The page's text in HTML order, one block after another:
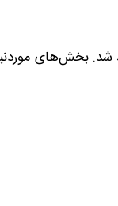
شد. بخش‌های